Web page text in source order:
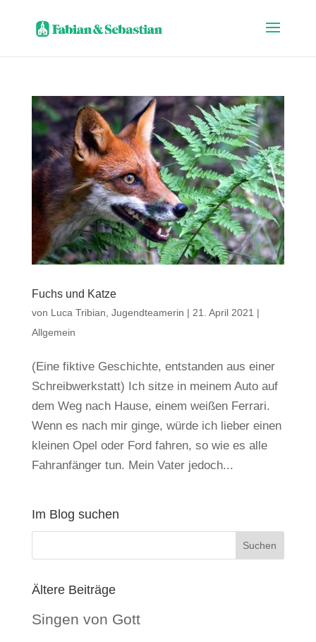
Fuchs und Katze
von Luca Tribian, Jugend­teamerin | 21. April 2021 |
Allgemein
(Eine fiktive Geschichte, entstanden aus einer
Schreibwerkstatt) Ich sitze in meinem Auto auf
dem Weg nach Hause, einem weißen Ferrari.
Wenn es nach mir ginge, würde ich lieber einen
kleinen Opel oder Ford fahren, so wie es alle
Fahr­anfänger tun. Mein Vater jedoch...
Im Blog suchen
Ältere Beiträge
Singen von Gott